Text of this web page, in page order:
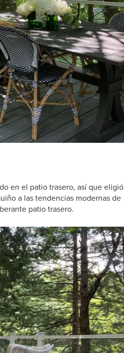
en el patio trasero, así que eligió
a las tendencias modernas de
patio trasero.